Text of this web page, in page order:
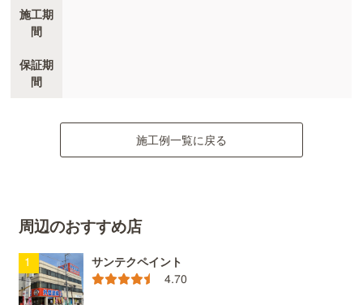
施工期
間
保証期
間
施工例一覧に戻る
周辺のおすすめ店
サンテクペイント
4.70